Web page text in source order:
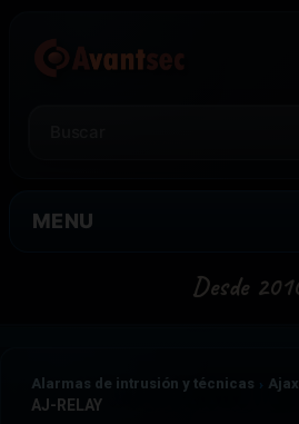
MENU
Alarmas de intrusión y técnicas Ajax
AJ-RELAY